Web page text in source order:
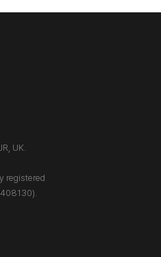
UK.
registered